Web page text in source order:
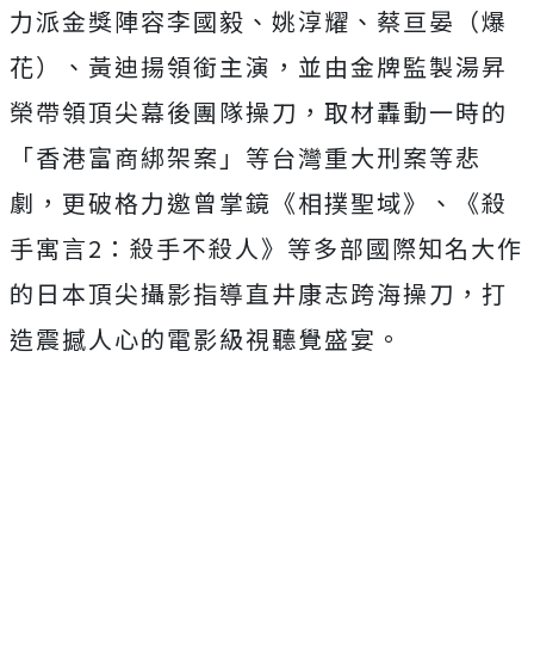
力派金獎陣容李國毅、姚淳耀、 蔡亘晏（爆
花）、黃迪揚領銜主演， 並由金牌監製湯昇
榮帶領頂尖幕後團隊操刀，取材轟動一時的
「香港富商綁架案」等台灣重大刑案等悲
劇， 更破格力邀曾掌鏡《相撲聖域》、《殺
手寓言2：殺手不殺人》 等多部國際知名大作
的日本頂尖攝影指導直井康志跨海操刀， 打
造震撼人心的電影級視聽覺盛宴。